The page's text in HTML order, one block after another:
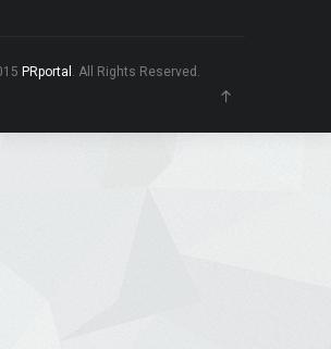
PRportal . All Rights Reserved.